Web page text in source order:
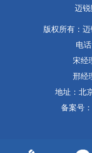
迈
版权所有：
电
宋经
邢经
地址：北
备案号：